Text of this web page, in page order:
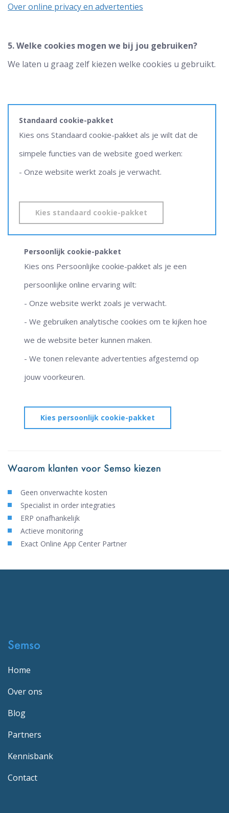
Over online privacy en advertenties
5. Welke cookies mogen we bij jou gebruiken?
We laten u graag zelf kiezen welke cookies u gebruikt.
Standaard cookie-pakket
Kies ons Standaard cookie-pakket als je wilt dat de
simpele functies van de website goed werken:
- Onze website werkt zoals je verwacht.
Kies standaard cookie-pakket
Persoonlijk cookie-pakket
Kies ons Persoonlijke cookie-pakket als je een
persoonlijke online ervaring wilt:
- Onze website werkt zoals je verwacht.
- We gebruiken analytische cookies om te kijken hoe
we de website beter kunnen maken.
- We tonen relevante advertenties afgestemd op
jouw voorkeuren.
Kies persoonlijk cookie-pakket
Waarom klanten voor Semso kiezen
Geen onverwachte kosten
Specialist in order integraties
ERP onafhankelijk
Actieve monitoring
Exact Online App Center Partner
Semso
Home
Over ons
Blog
Partners
Kennisbank
Contact